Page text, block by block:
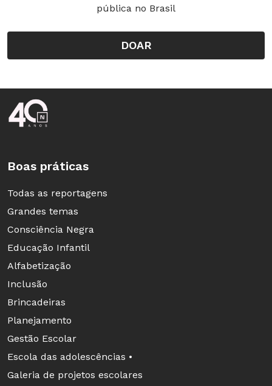
pública no Brasil
DOAR
Rodapé da Nova Escola
Boas práticas
Todas as reportagens
Grandes temas
Consciência Negra
Educação Infantil
Alfabetização
Inclusão
Brincadeiras
Planejamento
Gestão Escolar
Escola das adolescências •
Galeria de projetos escolares